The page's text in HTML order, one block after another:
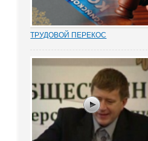
ТРУДОВОЙ ПЕРЕКОС
стороны – работника вот уже
почти 15 лет является одним из
общих мест правосудия. Причем,
зафиксированным
непосредственно в нормах закона.
Например,...